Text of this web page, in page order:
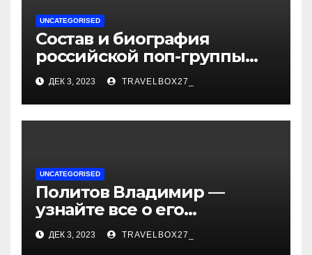
UNCATEGORISED
Состав и биография
российской поп-группы
«Иванушки интернешнл»
— история успеха, музыка
и судьбы участников
ДЕК 3, 2023 TRAVELBOX27_
UNCATEGORISED
Политов Владимир —
узнайте все о его
биографии, возрасте и
впечатляющих
ДЕК 3, 2023 TRAVELBOX27_